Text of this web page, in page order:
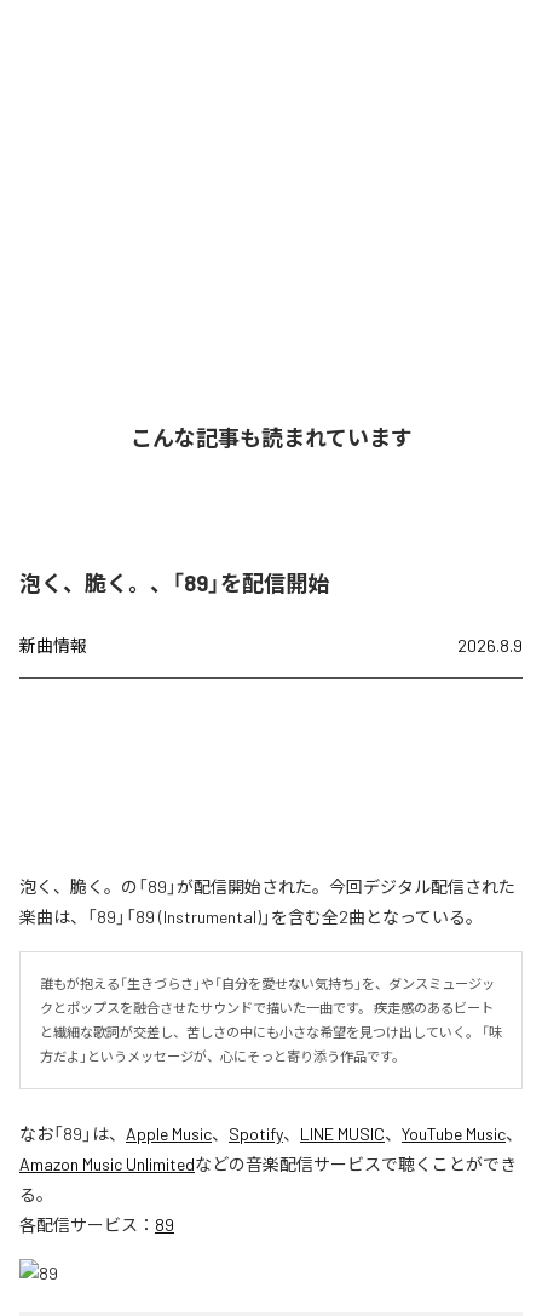
こんな記事も読まれています
泡く、脆く。、「89」を配信開始
新曲情報 2026.8.9
泡く、脆く。の「89」が配信開始された。今回デジタル配信された
楽曲は、「89」「89 (Instrumental)」を含む全2曲となっている。
誰もが抱える「生きづらさ」や「自分を愛せない気持ち」を、ダンスミュージッ
クとポップスを融合させたサウンドで描いた一曲です。 疾走感のあるビート
と繊細な歌詞が交差し、苦しさの中にも小さな希望を見つけ出していく。 「味
方だよ」というメッセージが、心にそっと寄り添う作品です。
なお「89 」は、 Apple Music、 Spotify、 LINE MUSIC、 YouTube Music、
Amazon Music Unlimitedなどの音楽配信サービスで聴くことができ
る。
各配信サービス： 89